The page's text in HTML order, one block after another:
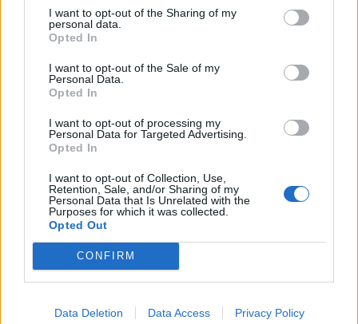
I want to opt-out of the Sharing of my
personal data.
Opted In
I want to opt-out of the Sale of my
Personal Data.
Opted In
I want to opt-out of processing my
Personal Data for Targeted Advertising.
Opted In
I want to opt-out of Collection, Use,
Retention, Sale, and/or Sharing of my
Personal Data that Is Unrelated with the
Purposes for which it was collected.
Opted Out
CONFIRM
Data Deletion Data Access Privacy Policy
ΔΗΜΟΦΙΛΗ
Ατρόμητος και Novibet συνεχίζουν μαζί:
Ανανέωση της συνεργασίας τους μέχρι το 2028
07/08/2026 - 11:50 ΑΘΛΗΤΙΣΜΟΣ
Έρευνα ΕΟΤ: Η Ελλάδα στις κορυφαίες επιλογές
07/08/2026 - 10:56 ΤΟΥΡΙΣΜΟΣ